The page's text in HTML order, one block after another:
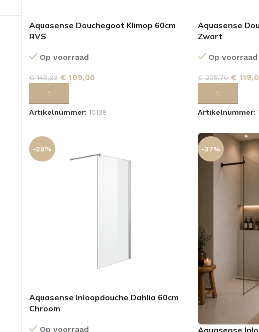
KOLOMKASTEN FONTEINKASTEN
Aquasense Douchegoot Klimop 60cm
RVS
Op voorraad
€148,23 € 109,00
TOEVOEGEN AAN WINKELWAGEN
Artikelnummer: 10138
Aquasense
Zwart
Op voorraad
€205,70 €
TOEVOEGEN
Artikelnummer:
-29%
Aquasense Inloopdouche Dahlia 60cm
Chroom
Op voorraad
-37%
Aquasense